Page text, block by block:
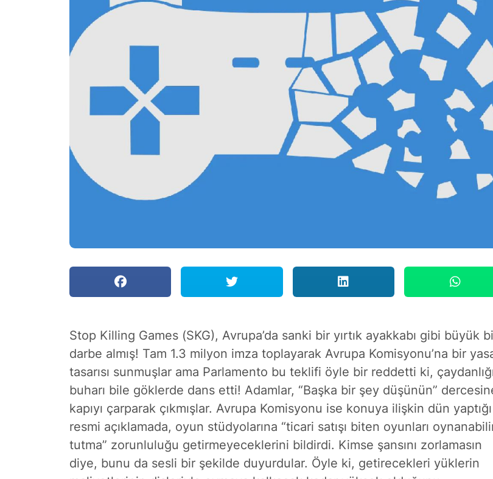
Stop Killing Games (SKG), Avrupa’da sanki bir yırtık ayakkabı gibi büyük
darbe almış! Tam 1.3 milyon imza toplayarak Avrupa Komisyonu’na bir
tasarısı sunmuşlar ama Parlamento bu teklifi öyle bir reddetti ki,
buharı bile göklerde dans etti! Adamlar, “Başka bir şey düşünün”
kapıyı çarparak çıkmışlar. Avrupa Komisyonu ise konuya ilişkin dün yaptığı
resmi açıklamada, oyun stüdyolarına “ticari satışı biten oyunları
tutma” zorunluluğu getirmeyeceklerini bildirdi. Kimse şansını zorlamasın
diye, bunu da sesli bir şekilde duyurdular. Öyle ki, getirecekleri yüklerin